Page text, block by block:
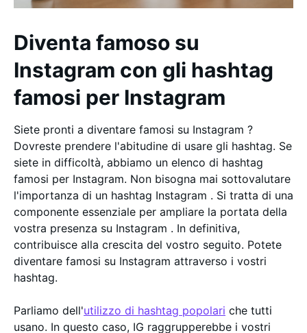
Diventa famoso su
Instagram con gli hashtag
famosi per Instagram
Siete pronti a diventare famosi su Instagram ?
Dovreste prendere l'abitudine di usare gli hashtag. Se
siete in difficoltà, abbiamo un elenco di hashtag
famosi per Instagram. Non bisogna mai sottovalutare
l'importanza di un hashtag Instagram . Si tratta di una
componente essenziale per ampliare la portata della
vostra presenza su Instagram . In definitiva,
contribuisce alla crescita del vostro seguito. Potete
diventare famosi su Instagram attraverso i vostri
hashtag.
Parliamo dell'utilizzo di hashtag popolari che tutti
usano. In questo caso, IG raggrupperebbe i vostri